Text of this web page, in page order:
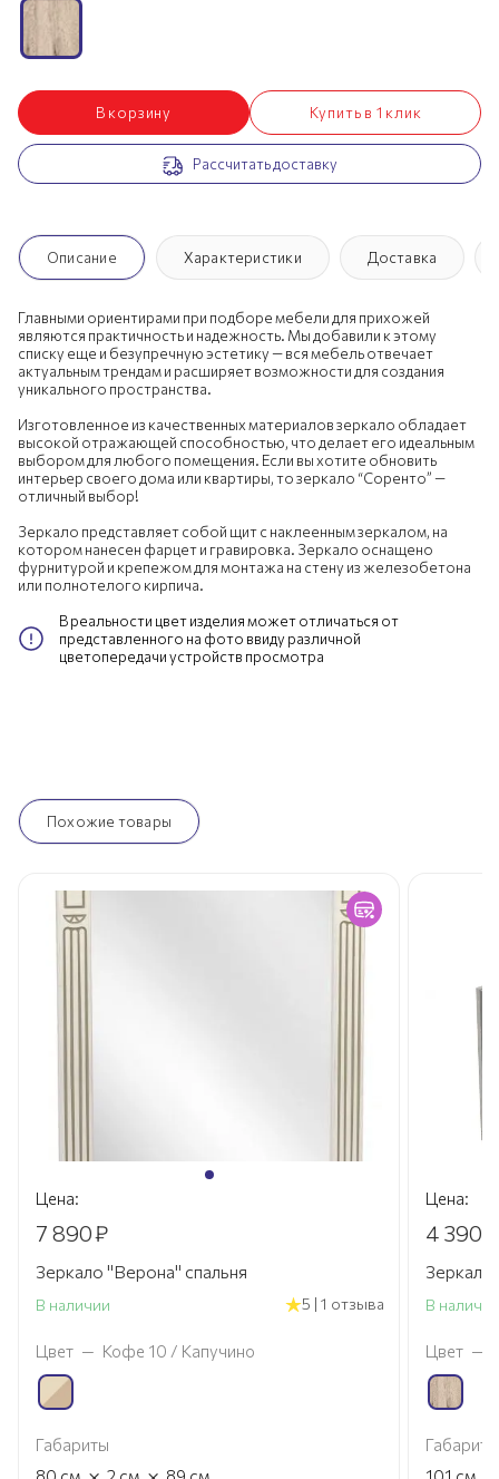
В корзину Купить в 1 клик
Рассчитать доставку
Описание Характеристики Доставка
Главными ориентирами при подборе мебели для прихожей
являются практичность и надежность. Мы добавили к этому
списку еще и безупречную эстетику — вся мебель отвечает
актуальным трендам и расширяет возможности для создания
уникального пространства.
Изготовленное из качественных материалов зеркало обладает
высокой отражающей способностью, что делает его идеальным
выбором для любого помещения. Если вы хотите обновить
интерьер своего дома или квартиры, то зеркало “Соренто” —
отличный выбор!
Зеркало представляет собой щит с наклеенным зеркалом, на
котором нанесен фарцет и гравировка. Зеркало оснащено
фурнитурой и крепежом для монтажа на стену из железобетона
или полнотелого кирпича.
В реальности цвет изделия может отличаться от
представленного на фото ввиду различной
цветопередачи устройств просмотра
Похожие товары
Цена:
7 890₽
Зеркало "Верона" спальня
В наличии 5 | 1 отзыва
Цвет — Кофе 10 / Капучино
Габариты
Цена:
4 390
Зеркало
В наличии
Цвет —
Габариты